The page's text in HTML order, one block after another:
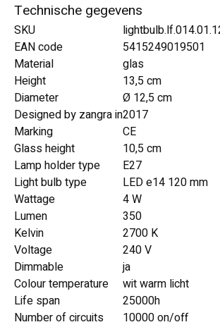
Technische gegevens
SKU
EAN code
5415249019501
Material
glas
Height
13,5 cm
Diameter
Ø 12,5 cm
Designed by zangra in2017
Marking
CE
Glass height
10,5 cm
Lamp holder type
E27
Light bulb type
LED e14 120 mm
Wattage
4 W
Lumen
350
Kelvin
2700 K
Voltage
240 V
Dimmable
ja
Colour temperature
wit warm licht
Life span
25000h
Number of circuits
10000 on/off